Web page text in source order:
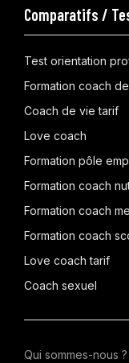
Comparatifs /
Test orientation
Formation coach
Coach de vie tarif
Love coach
Formation pôle
Formation coach
Formation coach
Formation coach
Love coach tarif
Coach sexuel
Qui sommes-nous ?